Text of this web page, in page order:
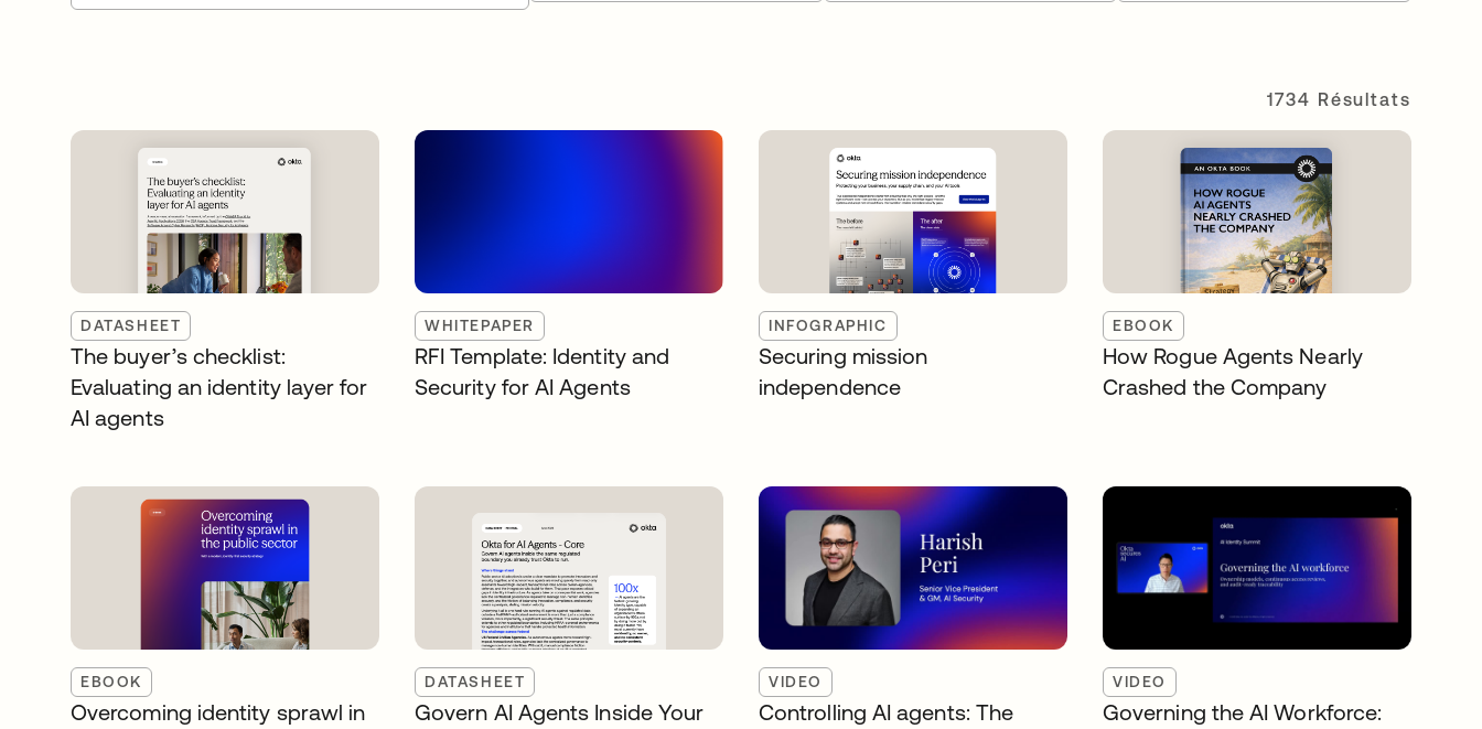
1734 Résultats
DATASHEET
The buyer’s checklist:
Evaluating an identity layer for
AI agents
WHITEPAPER
RFI Template: Identity and
Security for AI Agents
INFOGRAPHIC
Securing mission
independence
EBOOK
How Rogue Agents Nearly
Crashed the Company
EBOOK
Overcoming identity sprawl in
DATASHEET
Govern AI Agents Inside Your
VIDEO
Controlling AI agents: The
VIDEO
Governing the AI Workforce: